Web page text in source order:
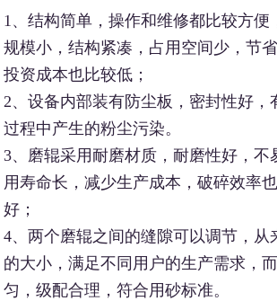
1、结构简单，操作和维修都比较方便
规模小，结构紧凑，占用空间少，节
投资成本也比较低；
2、设备内部装有防尘板，密封性好，
过程中产生的粉尘污染。
3、磨辊采用耐磨材质，耐磨性好，不
用寿命长，减少生产成本，破碎效率
好；
4、两个磨辊之间的缝隙可以调节，从
的大小，满足不同用户的生产需求，
匀，级配合理，符合用砂标准。